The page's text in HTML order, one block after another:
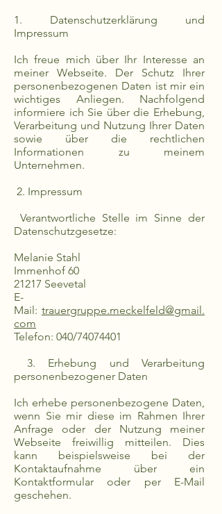
1. Datenschutzerklärung und
Impressum
Ich freue mich über Ihr Interesse an
meiner Webseite. Der Schutz Ihrer
personenbezogenen Daten ist mir ein
wichtiges Anliegen. Nachfolgend
informiere ich Sie über die Erhebung,
Verarbeitung und Nutzung Ihrer Daten
sowie über die rechtlichen
Informationen zu meinem
Unternehmen.
2. Impressum
Verantwortliche Stelle im Sinne der
Datenschutzgesetze:
Melanie Stahl
Immenhof 60
21217 Seevetal
E-
Mail: trauergruppe.meckelfeld@gmail.
com
Telefon: 040/74074401
3. Erhebung und Verarbeitung
personenbezogener Daten
Ich erhebe personenbezogene Daten,
wenn Sie mir diese im Rahmen Ihrer
Anfrage oder der Nutzung meiner
Webseite freiwillig mitteilen. Dies
kann beispielsweise bei der
Kontaktaufnahme über ein
Kontaktformular oder per E-Mail
geschehen.